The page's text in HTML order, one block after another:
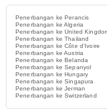
Penerbangan ke Perancis
Penerbangan ke Algeria
Penerbangan ke United
Penerbangan ke Thailand
Penerbangan ke Côte d'Ivoire
Penerbangan ke Austria
Penerbangan ke Belanda
Penerbangan ke Sepanyol
Penerbangan ke Hungary
Penerbangan ke Singapura
Penerbangan ke Jerman
Penerbangan ke Switzerland